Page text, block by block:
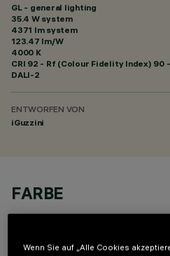
GL - general lighting
35.4 W system
4371 lm system
123.47 lm/W
4000 K
CRI 92 - Rf (Colour Fidelity Index) 90
DALI-2
ENTWORFEN VON
iGuzzini
FARBE
Wenn Sie auf „Alle Cookies